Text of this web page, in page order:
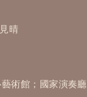
晴
術館；國家演奏廳